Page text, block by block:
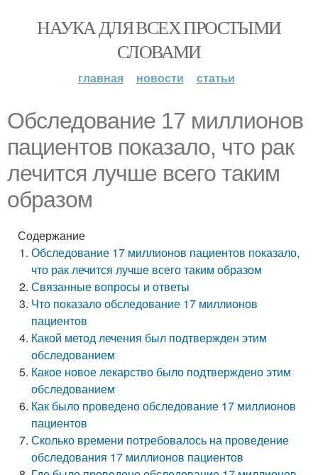
НАУКА ДЛЯ ВСЕХ ПРОСТЫМИ
СЛОВАМИ
главная новости статьи
Обследование 17 миллионов
пациентов показало, что рак
лечится лучше всего таким
образом
Содержание
Обследование 17 миллионов пациентов показало,
что рак лечится лучше всего таким образом
Связанные вопросы и ответы
Что показало обследование 17 миллионов
пациентов
Какой метод лечения был подтвержден этим
обследованием
Какое новое лекарство было подтверждено этим
обследованием
Как было проведено обследование 17 миллионов
пациентов
Сколько времени потребовалось на проведение
обследования 17 миллионов пациентов